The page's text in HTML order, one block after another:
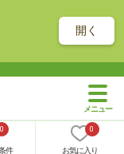
開く
0
件
0
お気に入り